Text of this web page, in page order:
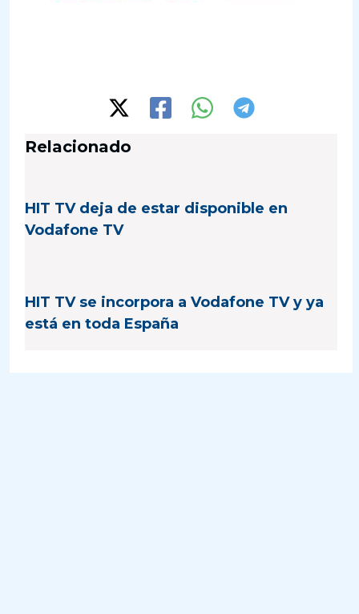
Relacionado
HIT TV deja de estar disponible en
Vodafone TV
HIT TV se incorpora a Vodafone TV y ya
está en toda España